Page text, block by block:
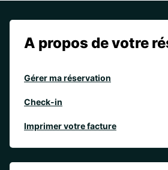
A propos de votre
Gérer ma réservation
Check-in
Imprimer votre facture